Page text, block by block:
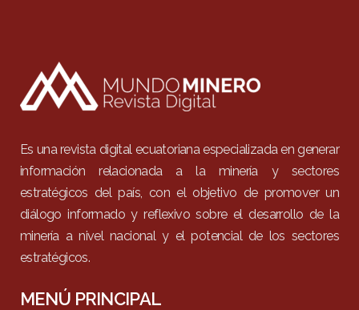
Es una revista digital ecuatoriana especializada en generar
información relacionada a la minería y sectores
estratégicos del país, con el objetivo de promover un
diálogo informado y reflexivo sobre el desarrollo de la
minería a nivel nacional y el potencial de los sectores
estratégicos.
MENÚ PRINCIPAL